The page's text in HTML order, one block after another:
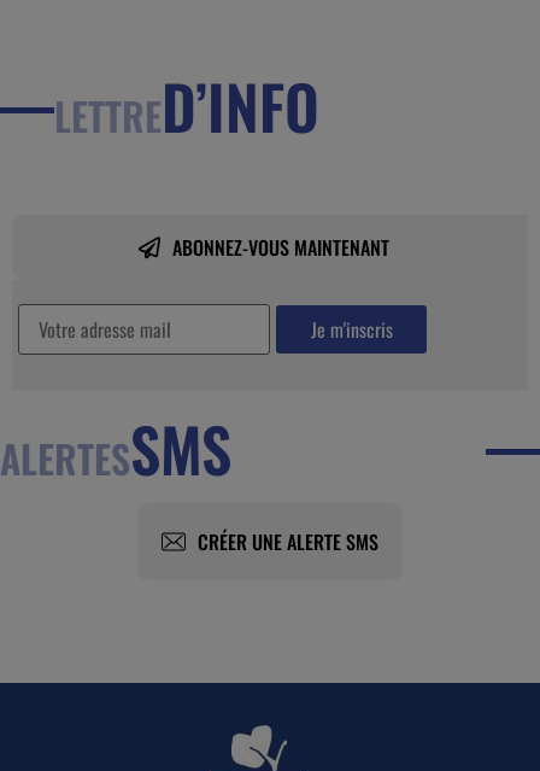
LETTRED’INFO
ABONNEZ-VOUS MAINTENANT
ALERTESSMS
CRÉER UNE ALERTE SMS